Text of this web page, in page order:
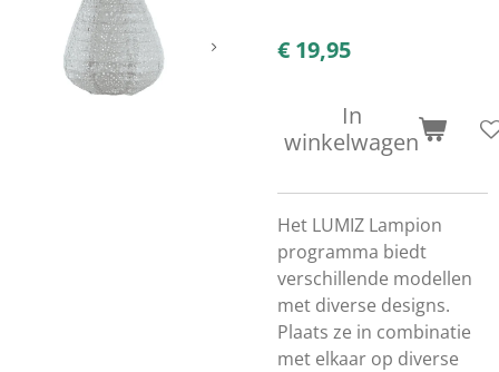
€ 19,95
In
winkelwagen
Het LUMIZ Lampion
programma biedt
verschillende modellen
met diverse designs.
Plaats ze in combinatie
met elkaar op diverse